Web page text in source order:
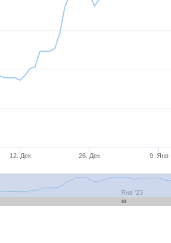
12. Дек 26. Дек 9. Янв
Янв '23